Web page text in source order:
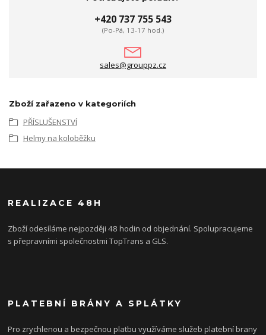
+420 737 755 543
(Po-Pá, 13-17 hod.)
sales@grouppz.cz
Zboží zařazeno v kategoriích
PŘÍSLUŠENSTVÍ
Helmy na koloběžku
REALIZACE 48H
Zboží odesíláme nejpozději 48 hodin od objednání. Spolupracujeme
s přepravními společnostmi TopTrans a GLS.
PLATEBNÍ BRÁNY A SPLÁTKY
Pro zrychlenou a bezpečnou platbu využíváme služeb platební brany